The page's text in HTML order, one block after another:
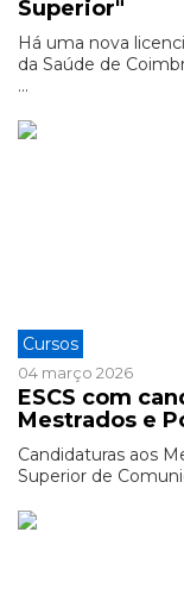
Superior"
Há uma nova
da Saúde de
...
Cursos
04 março 2026
ESCS com
Mestrados e
Candidaturas aos
Superior de